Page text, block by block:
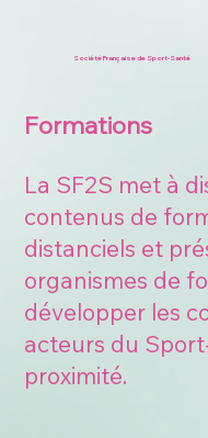
Société Française de Sport-Santé
Formations
La SF2S met à
contenus de
distanciels et
organismes de
développer les
acteurs du
proximité.